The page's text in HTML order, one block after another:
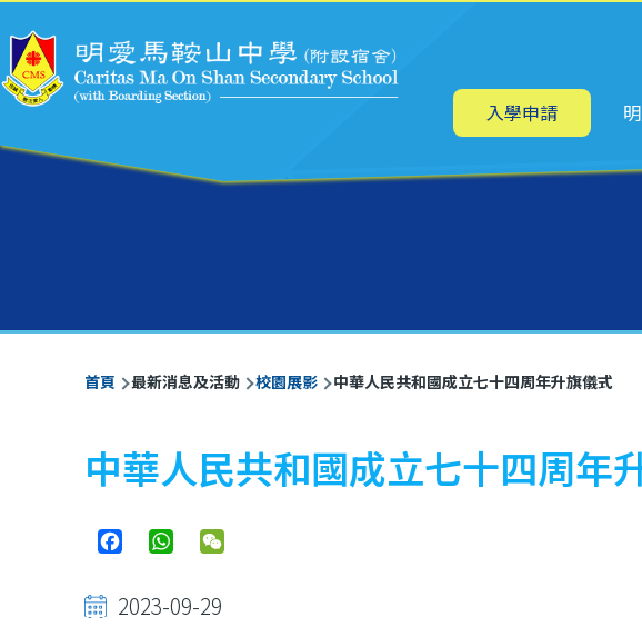
主
航 入學申請
導
航
連
結
首頁 最新消息及活動 校園展影 中華人民共和國成立七十四周年升旗儀式
中華人民共和國成立七十四周年
FacebookWhatsApp
2023-09-29